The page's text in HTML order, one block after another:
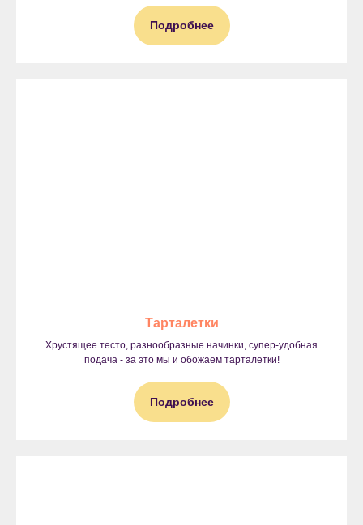
Подробнее
Тарталетки
Хрустящее тесто, разнообразные начинки, супер-удобная
подача - за это мы и обожаем тарталетки!
Подробнее